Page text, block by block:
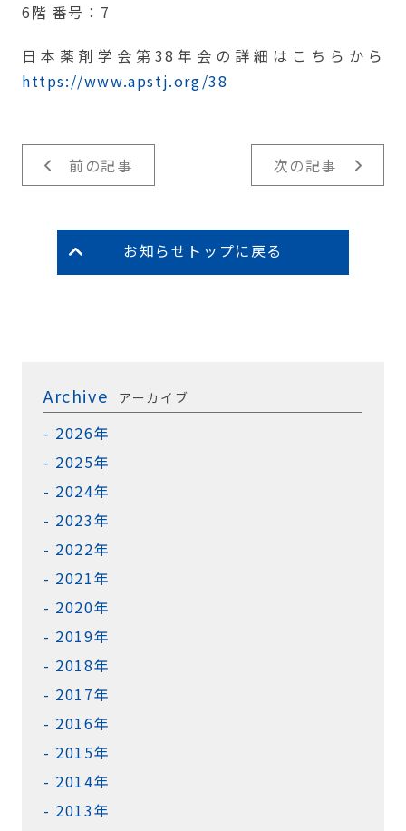
6階 番号：7
日本薬剤学会第38年会の詳細はこちらから
https://www.apstj.org/38
前の記事 次の記事
お知らせトップに戻る
Archive アーカイブ
2026年
2025年
2024年
2023年
2022年
2021年
2020年
2019年
2018年
2017年
2016年
2015年
2014年
2013年